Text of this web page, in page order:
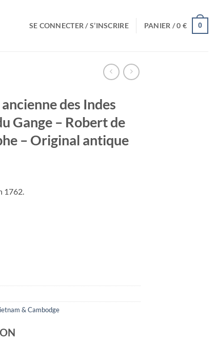
SE CONNECTER / S’INSCRIRE PANIER /0€ 0
des Indes
Gange – Robert de
– Original antique
1762.
& Cambodge